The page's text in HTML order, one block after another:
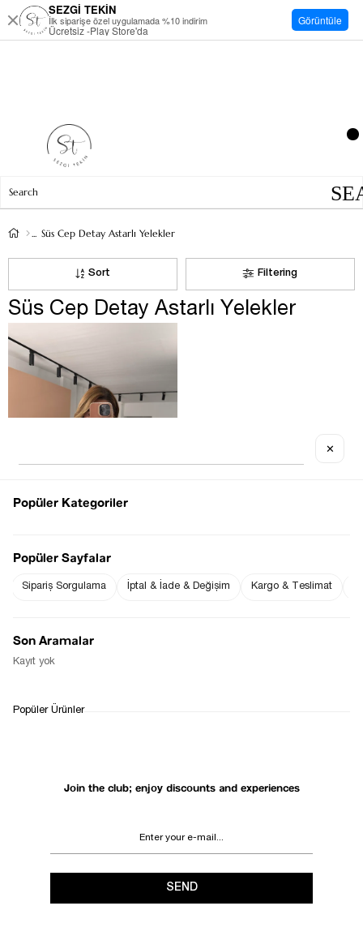
Süs Cep Detay Astarlı Yelekler
Filtering
Sort
Süs Cep Detay Astarlı Yelekler
SÜS CEP DETAY ASTARLI BEYAZ
Join the club; enjoy discounts and experiences
SEND
SEZGİ TEKİN
İlk siparişe özel uygulamada %10 indirim
Ücretsiz -Play Store'da
Görüntüle
✕
Popüler Kategoriler
Popüler Sayfalar
Sipariş Sorgulama İptal & İade & Değişim Kargo & Teslimat
Son Aramalar
Kayıt yok
Popüler Ürünler